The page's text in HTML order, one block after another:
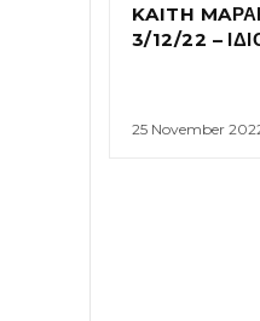
KAITH
3/12/22 –
25 November